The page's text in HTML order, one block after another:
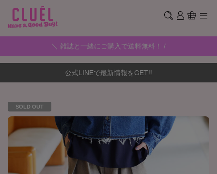
＼ 雑誌と一緒にご購入で送料無料！ /
公式LINEで最新情報をGET!!
SOLD OUT